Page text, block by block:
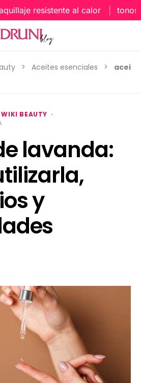
resistente al calor tonos
Aceites esenciales
acei
WIKI BEAUTY
lavanda:
y